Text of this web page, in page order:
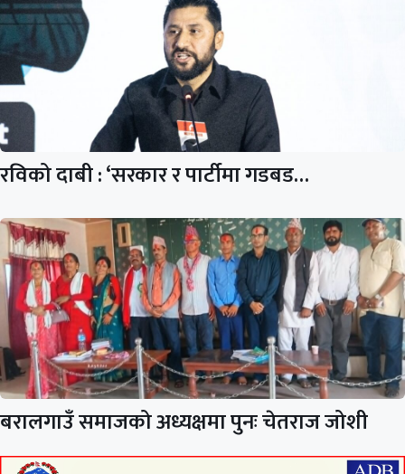
रविको दाबी : ‘सरकार र पार्टीमा गडबड…
बरालगाउँ समाजको अध्यक्षमा पुनः चेतराज जोशी